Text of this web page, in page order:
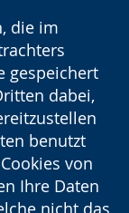
die im
gespeichert
dabei,
benutzt
von
Ihre Daten
nicht das